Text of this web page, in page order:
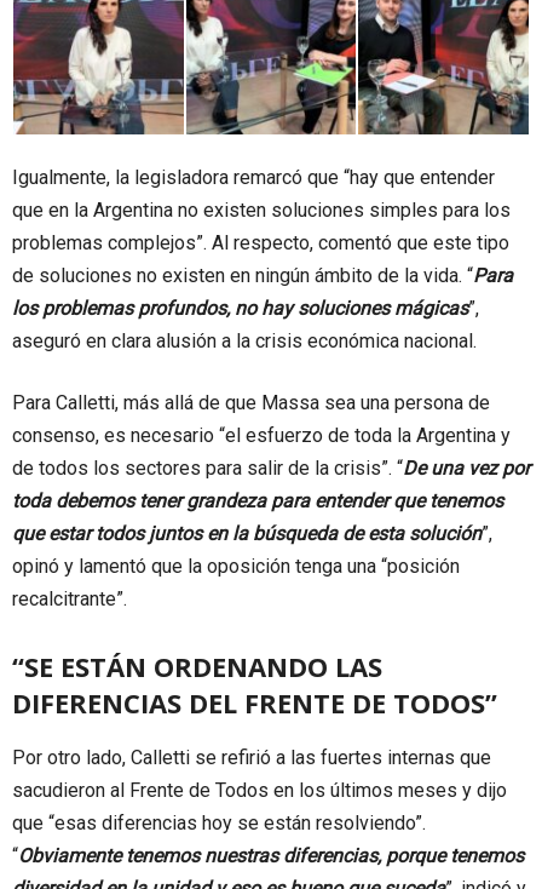
Igualmente, la legisladora remarcó que “hay que entender
que en la Argentina no existen soluciones simples para los
problemas complejos”. Al respecto, comentó que este tipo
de soluciones no existen en ningún ámbito de la vida. “Para
los problemas profundos, no hay soluciones mágicas”,
aseguró en clara alusión a la crisis económica nacional.
Para Calletti, más allá de que Massa sea una persona de
consenso, es necesario “el esfuerzo de toda la Argentina y
de todos los sectores para salir de la crisis”. “De una vez por
toda debemos tener grandeza para entender que tenemos
que estar todos juntos en la búsqueda de esta solución”,
opinó y lamentó que la oposición tenga una “posición
recalcitrante”.
“SE ESTÁN ORDENANDO LAS
DIFERENCIAS DEL FRENTE DE TODOS”
Por otro lado, Calletti se refirió a las fuertes internas que
sacudieron al Frente de Todos en los últimos meses y dijo
que “esas diferencias hoy se están resolviendo”.
“Obviamente tenemos nuestras diferencias, porque tenemos